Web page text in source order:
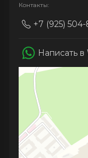
Контакты:
+7 (925) 504-
Написать